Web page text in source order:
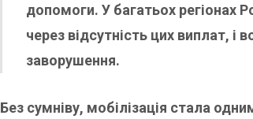
допомоги. У багатьох регіонах
через відсутність цих виплат, і
заворушення.
Без сумніву, мобілізація стала